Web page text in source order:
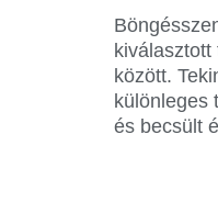
kiválasztott
között.
különleges
és becsült